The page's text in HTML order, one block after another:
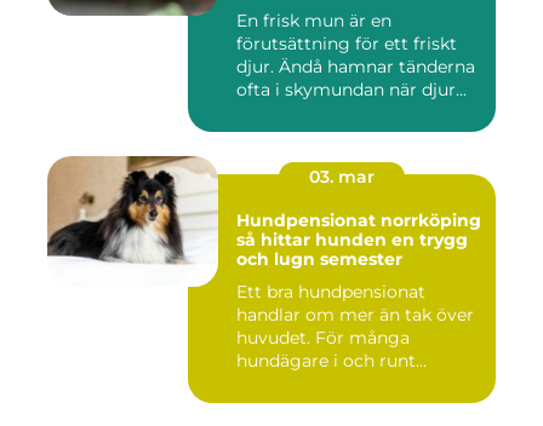
En frisk mun är en
förutsättning för ett friskt
djur. Ändå hamnar tänderna
ofta i skymundan när djur...
03. mar
Hundpensionat norrköping
så hittar hunden en trygg
och lugn semester
Ett bra hundpensionat
handlar om mer än tak över
huvudet. För många
hundägare i och runt